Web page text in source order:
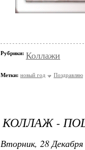
Рубрики: Коллажи
Метки: новый год Поздравляю
КОЛЛАЖ -
Вторник, 28